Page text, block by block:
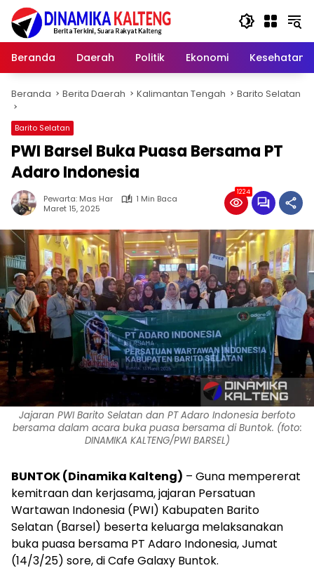
Langsung
konten
Beranda
Daerah Politik Ekonomi Kesehatan
Beranda Berita Daerah Kalimantan Tengah Barito Selatan
Barito Selatan
PWI Barsel Buka Puasa Bersama PT
Adaro Indonesia
Pewarta: Mas Har
1 Min Baca
Maret 15, 2025
1224
Jajaran PWI Barito Selatan dan PT Adaro Indonesia berfoto
bersama dalam acara buka puasa bersama di Buntok. (foto:
DINAMIKA KALTENG/PWI BARSEL)
BUNTOK (Dinamika Kalteng) – Guna mempererat
kemitraan dan kerjasama, jajaran Persatuan
Wartawan Indonesia (PWI) Kabupaten Barito
Selatan (Barsel) beserta keluarga melaksanakan
buka puasa bersama PT Adaro Indonesia, Jumat
(14/3/25) sore, di Cafe Galaxy Buntok.